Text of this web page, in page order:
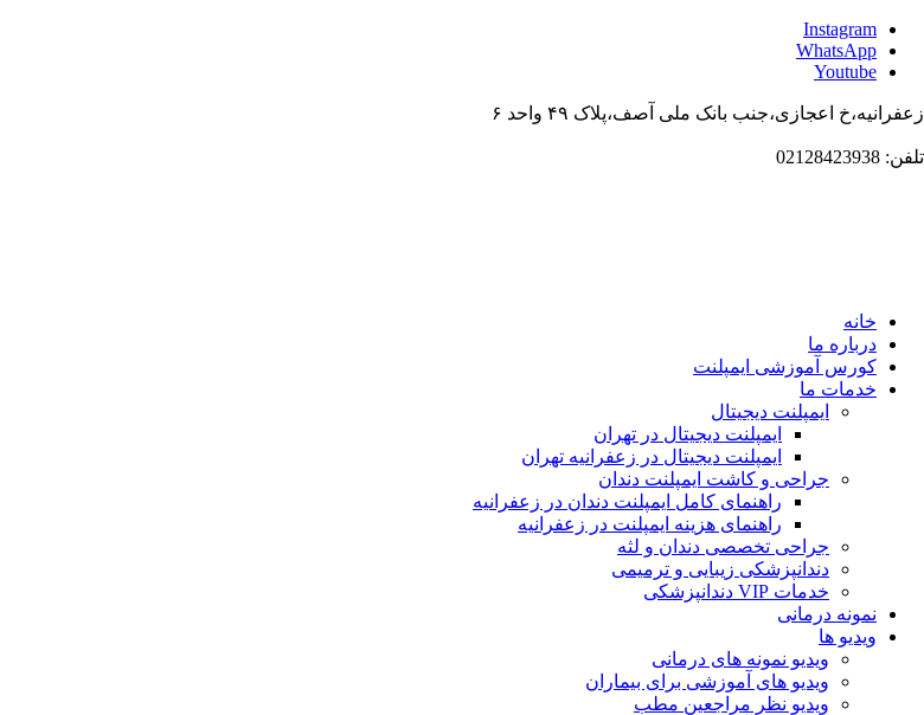
Instagram
WhatsApp
Youtube
زعفرانیه،خ اعجازی،جنب بانک ملی آصف،پلاک ۴۹ واحد ۶
تلفن: 02128423938
خانه
درباره ما
کورس آموزشی ایمپلنت
خدمات ما
ایمپلنت دیجیتال
ایمپلنت دیجیتال در تهران
ایمپلنت دیجیتال در زعفرانیه تهران
جراحی و کاشت ایمپلنت دندان
راهنمای کامل ایمپلنت دندان در زعفرانیه
راهنمای هزینه ایمپلنت در زعفرانیه
جراحی تخصصی دندان و لثه
دندانپزشکی زیبایی و ترمیمی
خدمات VIP دندانپزشکی
نمونه درمانی
ویدیو ها
ویدیو نمونه های درمانی
ویدیو های آموزشی برای بیماران
ویدیو نظر مراجعین مطب